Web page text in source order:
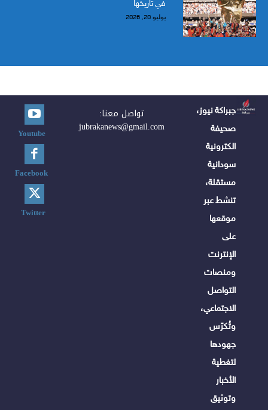
في تاريخها
يوليو 20, 2026
جبراكة نيوز،
صحيفة
الكترونية
سودانية
مستقلة،
تنشط عبر
موقعها
على
الإنترنت
ومنصات
التواصل
الاجتماعي،
وتُكرّس
جهودها
لتغطية
الأخبار
وتوثيق
تواصل معنا:
jubrakanews@gmail.com
Youtube
Facebook
Twitter